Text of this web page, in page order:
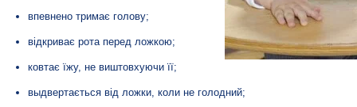
впевнено тримає голову;
відкриває рота перед ложкою;
ковтає їжу, не виштовхуючи її;
выдвертається від ложки, коли не голодний;